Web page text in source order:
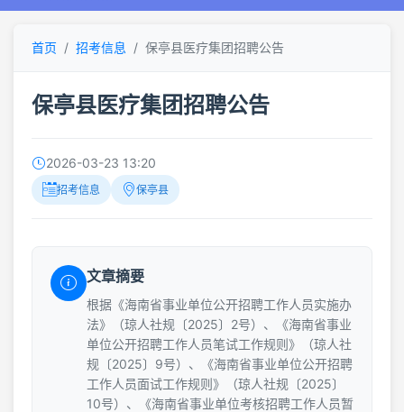
首页 招考信息 保亭县医疗集团招聘公告
保亭县医疗集团招聘公告
2026-03-23 13:20
招考信息 保亭县
文章摘要
根据《海南省事业单位公开招聘工作人员实施办
法》（琼人社规〔2025〕2号）、《海南省事业
单位公开招聘工作人员笔试工作规则》（琼人社
规〔2025〕9号）、《海南省事业单位公开招聘
工作人员面试工作规则》（琼人社规〔2025〕
10号）、《海南省事业单位考核招聘工作人员暂